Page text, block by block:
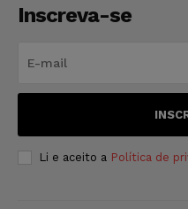
Inscreva-se
Li e aceito a Política de